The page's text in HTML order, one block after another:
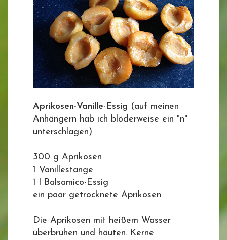
Aprikosen-Vanille-Essig (auf meinen
Anhängern hab ich blöderweise ein "n"
unterschlagen)
300 g Aprikosen
1 Vanillestange
1 l Balsamico-Essig
ein paar getrocknete Aprikosen
Die Aprikosen mit heißem Wasser
überbrühen und häuten. Kerne